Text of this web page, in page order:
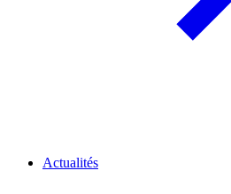
Actualités